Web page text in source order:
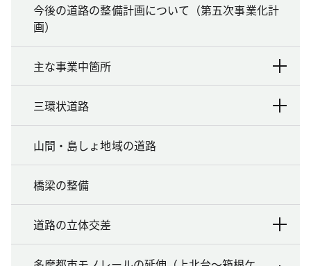
今後の道路の整備計画について（第五次事業化計
画）
主な事業中箇所
三環状道路
山間・島しょ地域の道路
橋梁の整備
道路の立体交差